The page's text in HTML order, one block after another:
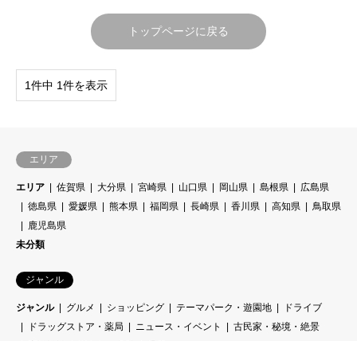
トップページに戻る
1件中 1件を表示
エリア
エリア 佐賀県 大分県 宮崎県 山口県 岡山県 島根県
広島県
徳島県
愛媛県 熊本県 福岡県 長崎県 香川県 高知県
鳥取県
鹿児島県
未分類
ジャンル
ジャンル グルメ ショッピング テーマパーク・遊園地
ドライブ
ドラッグストア・薬局
ニュース・イベント
古民家・秘境・絶景